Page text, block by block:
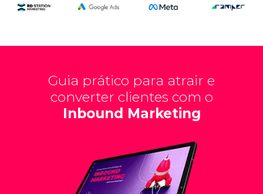
Guia prático para atrair e
converter clientes com o
Inbound Marketing